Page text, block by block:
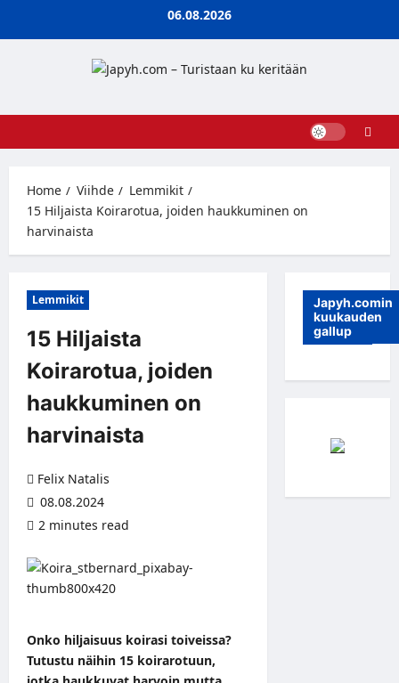
06.08.2026
Home Viihde
Lemmikit
15 Hiljaista Koirarotua, joiden haukkuminen on
harvinaista
Lemmikit
15 Hiljaista
Koirarotua, joiden
haukkuminen on
harvinaista
Felix Natalis
08.08.2024
2 minutes read
Onko hiljaisuus koirasi toiveissa?
Tutustu näihin 15 koirarotuun,
Japyh.comin
kuukauden
gallup